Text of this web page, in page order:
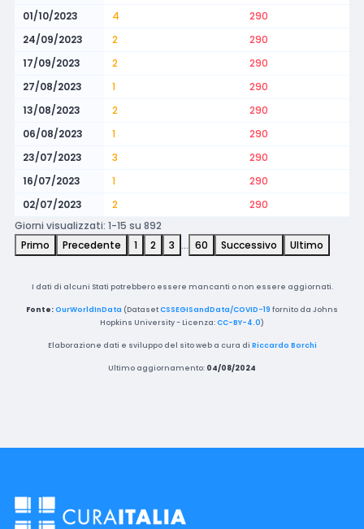
01/10/2023
4
290
24/09/2023
2
290
17/09/2023
2
290
27/08/2023
1
290
13/08/2023
2
290
06/08/2023
1
290
23/07/2023
3
290
16/07/2023
1
290
02/07/2023
2
290
Giorni visualizzati: 1-15 su 892
Primo
Precedente 1 2 3 … 60 Successivo Ultimo
I dati di alcuni Stati potrebbero essere mancanti o non essere aggiornati.
Fonte:OurWorldInData (DatasetCSSEGISandData/COVID-19 fornito da Johns
Hopkins University - Licenza:CC-BY-4.0)
Elaborazione dati e sviluppo del sito web a cura di Riccardo Borchi
Ultimo aggiornamento: 04/08/2024